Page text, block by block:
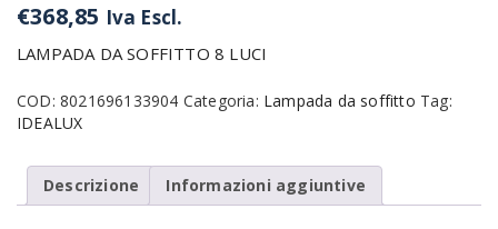
€368,85 Iva Escl.
LAMPADA DA SOFFITTO 8 LUCI
COD: 8021696133904 Categoria: Lampada da soffitto Tag:
IDEALUX
Descrizione Informazioni aggiuntive